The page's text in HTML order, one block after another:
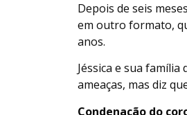
Depois de seis
em outro formato,
anos.
Jéssica e sua
ameaças, mas diz
Condenação do